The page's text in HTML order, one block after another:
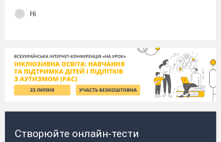
Ні
Створюйте онлайн-тести